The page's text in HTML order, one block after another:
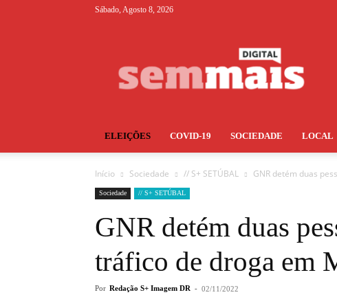
Sábado, Agosto 8, 2026
ELEIÇÕES COVID-19 SOCIEDADE LOCAL
Início Sociedade // S+ SETÚBAL GNR detém duas
Sociedade // S+ SETÚBAL
GNR detém duas
tráfico de droga em
Por Redação S+ Imagem DR - 02/11/2022